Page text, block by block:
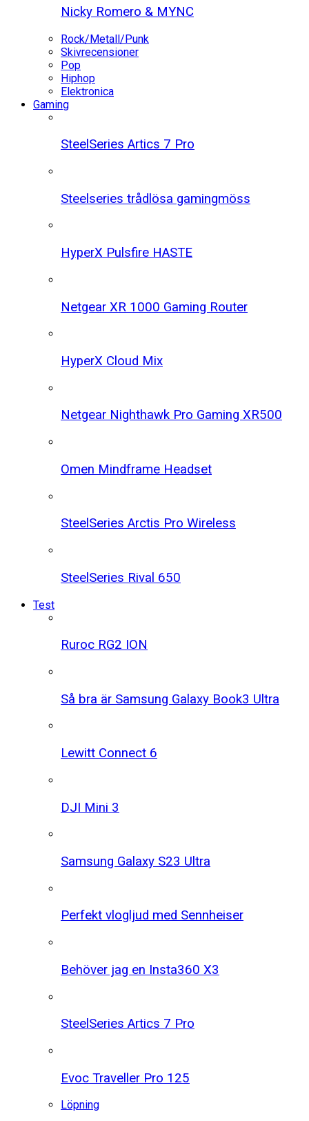
Nicky Romero & MYNC
Rock/Metall/Punk
Skivrecensioner
Pop
Hiphop
Elektronica
Gaming
SteelSeries Artics 7 Pro
Steelseries trådlösa gamingmöss
HyperX Pulsfire HASTE
Netgear XR 1000 Gaming Router
HyperX Cloud Mix
Netgear Nighthawk Pro Gaming XR500
Omen Mindframe Headset
SteelSeries Arctis Pro Wireless
SteelSeries Rival 650
Test
Ruroc RG2 ION
Så bra är Samsung Galaxy Book3 Ultra
Lewitt Connect 6
DJI Mini 3
Samsung Galaxy S23 Ultra
Perfekt vlogljud med Sennheiser
Behöver jag en Insta360 X3
SteelSeries Artics 7 Pro
Evoc Traveller Pro 125
Löpning